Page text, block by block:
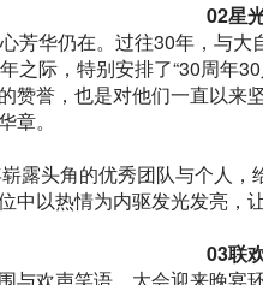
02星
芳华仍在。过往30年，与大
之际，特别安排了“30周年
赞誉，也是对他们一直以
章。
露头角的优秀团队与个人
中以热情为内驱发光发亮，
03联